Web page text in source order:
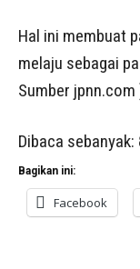
Hal ini membuat
melaju sebagai
Sumber jpnn.com
Dibaca sebanyak:
Bagikan ini:
Facebook